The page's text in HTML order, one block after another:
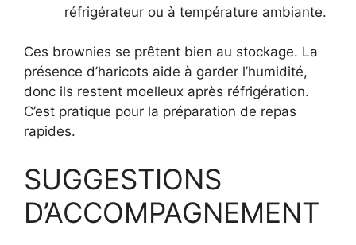
réfrigérateur ou à température ambiante.
Ces brownies se prêtent bien au stockage. La
présence d’haricots aide à garder l’humidité,
donc ils restent moelleux après réfrigération.
C’est pratique pour la préparation de repas
rapides.
SUGGESTIONS
D’ACCOMPAGNEMENT